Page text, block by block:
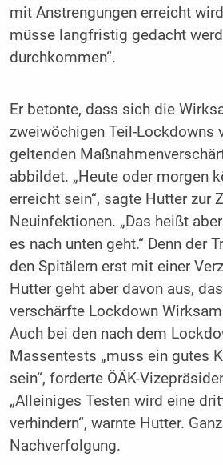
mit Anstrengungen erreicht
müsse langfristig gedacht
durchkommen“.
Er betonte, dass sich die
zweiwöchigen Teil-Lockdowns
geltenden
abbildet. „Heute oder morgen
erreicht sein“, sagte Hutter zur
Neuinfektionen. „Das heißt
es nach unten geht.“ Denn der
den Spitälern erst mit einer
Hutter geht aber davon aus,
verschärfte Lockdown
Auch bei den nach dem
Massentests „muss ein gutes
sein“, forderte ÖÄK-
„Alleiniges Testen wird eine
verhindern“, warnte Hutter.
Nachverfolgung.